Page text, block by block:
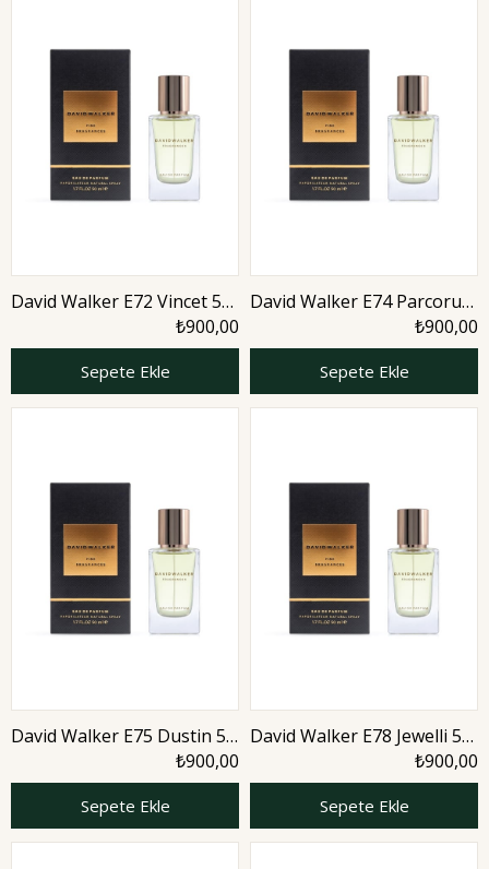
David Walker E72 Vincet 50
ml Erkek Parfüm | Nature
₺900,00
Sepete Ekle
David Walker E74 Parcorus
50 ml Erkek Parfüm | Citrus
₺900,00
Sepete Ekle
David Walker E75 Dustin 50
ml Erkek Parfüm | Citrus
₺900,00
Sepete Ekle
David Walker E78 Jewelli 50
ml Erkek Parfüm | Citrus
₺900,00
Sepete Ekle